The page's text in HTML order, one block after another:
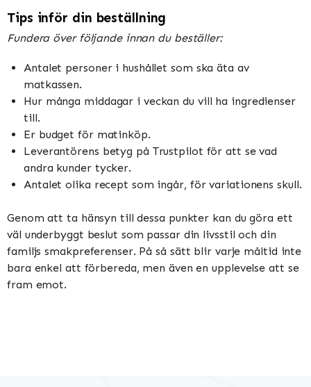
Tips inför din beställning
Fundera över följande innan du beställer:
Antalet personer i hushållet som ska äta av
matkassen.
Hur många middagar i veckan du vill ha ingredienser
till.
Er budget för matinköp.
Leverantörens betyg på Trustpilot för att se vad
andra kunder tycker.
Antalet olika recept som ingår, för variationens skull.
Genom att ta hänsyn till dessa punkter kan du göra ett
väl underbyggt beslut som passar din livsstil och din
familjs smakpreferenser. På så sätt blir varje måltid inte
bara enkel att förbereda, men även en upplevelse att se
fram emot.